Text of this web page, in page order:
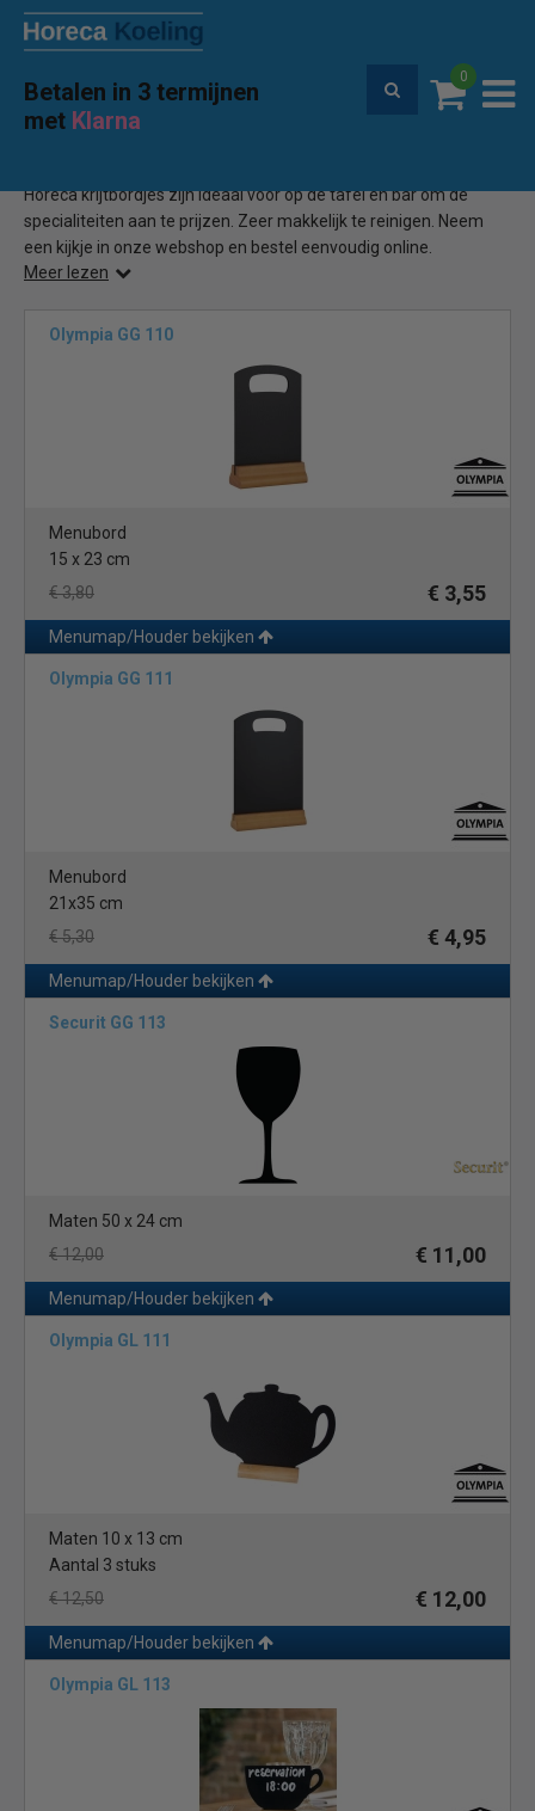
Betalen in 3 termijnen
met Klarna
0
Premium service en garantie
Home Tafel krijtbordje
Horeca krijtbordjes zijn ideaal voor op de tafel en bar om de
specialiteiten aan te prijzen. Zeer makkelijk te reinigen. Neem
een kijkje in onze webshop en bestel eenvoudig online.
Meer lezen
Olympia GG 110
Menubord
15 x 23 cm
€ 3,80
€ 3,55
Menumap/Houder bekijken
Olympia GG 111
Menubord
21x35 cm
€ 5,30
€ 4,95
Menumap/Houder bekijken
Securit GG 113
Maten 50 x 24 cm
€ 12,00
€ 11,00
Menumap/Houder bekijken
Olympia GL 111
Maten 10 x 13 cm
Aantal 3 stuks
€ 12,50
€ 12,00
Menumap/Houder bekijken
Olympia GL 113